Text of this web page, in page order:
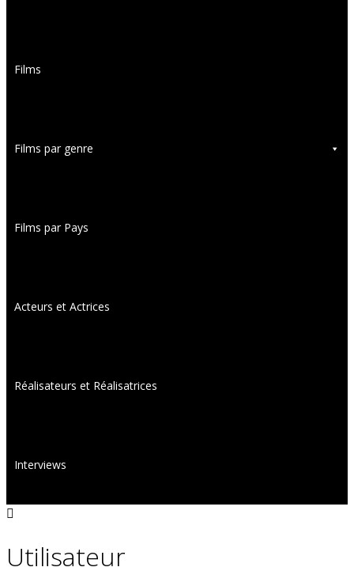
Films
Films par genre
Films par Pays
Acteurs et Actrices
Réalisateurs et Réalisatrices
Interviews
Utilisateur